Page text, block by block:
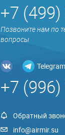
+7 (499)
Позвоните нам по
вопросы
Telegram
+7
Обратный
info@airmir.su